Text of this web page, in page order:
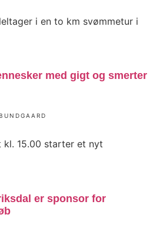
i en to km svømmetur i
med gigt og smerter
kl. 15.00 starter et nyt
er sponsor for